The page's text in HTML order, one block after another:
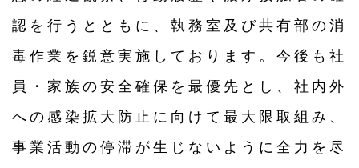
認を行うとともに、執務室及び共有部の消
毒作業を鋭意実施しております。今後も社
員・家族の安全確保を最優先とし、社内外
への感染拡大防止に向けて最大限取組み、
事業活動の停滞が生じないように全力を尽